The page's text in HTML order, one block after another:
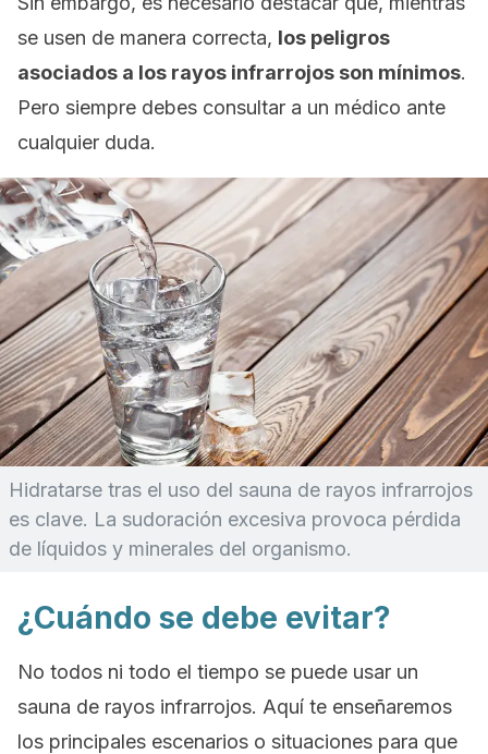
se usen de manera correcta, los peligros
asociados a los rayos infrarrojos son mínimos.
Pero siempre debes consultar a un médico ante
cualquier duda.
Hidratarse tras el uso del sauna de rayos infrarrojos
es clave. La sudoración excesiva provoca pérdida
de líquidos y minerales del organismo.
¿Cuándo se debe evitar?
No todos ni todo el tiempo se puede usar un
sauna de rayos infrarrojos. Aquí te enseñaremos
los principales escenarios o situaciones para que